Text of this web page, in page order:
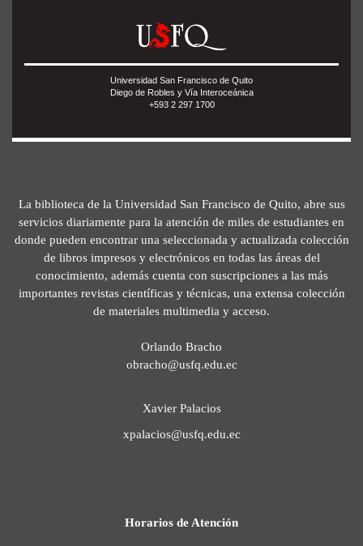
Universidad San Francisco de Quito
Diego de Robles y Vía Interoceánica
+593 2 297 1700
La biblioteca de la Universidad San Francisco de Quito, abre sus
servicios diariamente para la atención de miles de estudiantes en
donde pueden encontrar una seleccionada y actualizada colección
de libros impresos y electrónicos en todas las áreas del
conocimiento, además cuenta con suscripciones a las más
importantes revistas científicas y técnicas, una extensa colección
de materiales multimedia y acceso.
Orlando Bracho
obracho@usfq.edu.ec
Xavier Palacios
xpalacios@usfq.edu.ec
Horarios de Atención